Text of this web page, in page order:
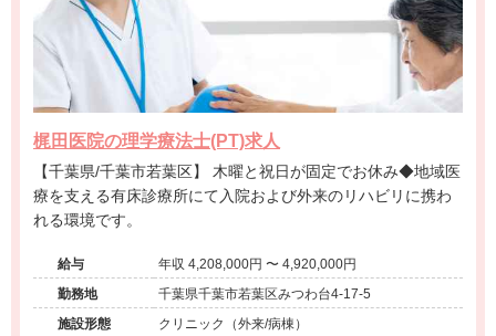
梶田医院の理学療法士(PT)求人
【千葉県/千葉市若葉区】 木曜と祝日が固定でお休み◆地域医
療を支える有床診療所にて入院および外来のリハビリに携わ
れる環境です。
給与
年収 4,208,000円 〜 4,920,000円
勤務地
千葉県千葉市若葉区みつわ台4-17-5
施設形態
クリニック（外来/病棟）